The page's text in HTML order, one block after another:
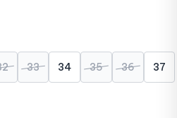
33 34 35 36 37